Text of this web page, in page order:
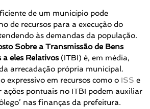
de um município pode
de recursos para a execução do
às demandas da população.
Sobre a Transmissão de Bens
a eles Relativos(ITBI) é, em média,
arrecadação própria municipal.
expressivo em recursos como o ISS e
ações pontuais no ITBI podem auxiliar
nas finanças da prefeitura.